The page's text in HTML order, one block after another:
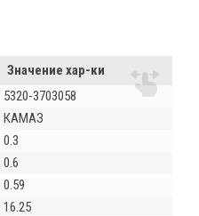
Значение хар-ки
5320-3703058
КАМАЗ
0.3
0.6
0.59
16.25